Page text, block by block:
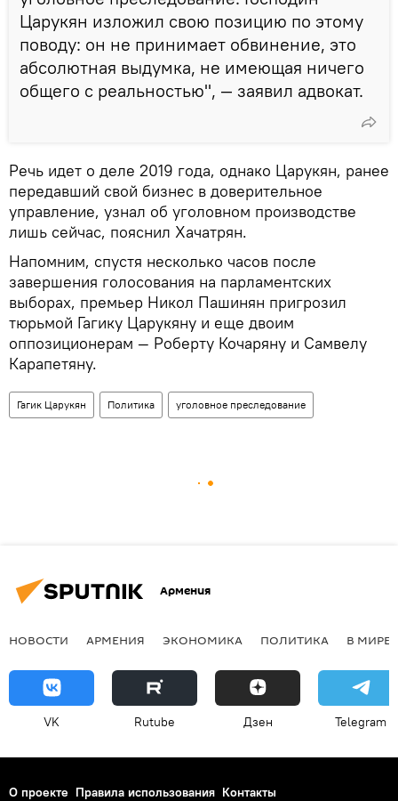
Царукян изложил свою позицию по этому
поводу: он не принимает обвинение, это
абсолютная выдумка, не имеющая ничего
общего с реальностью", — заявил адвокат.
Речь идет о деле 2019 года, однако Царукян, ранее
передавший свой бизнес в доверительное
управление, узнал об уголовном производстве
лишь сейчас, пояснил Хачатрян.
Напомним, спустя несколько часов после
завершения голосования на парламентских
выборах, премьер Никол Пашинян пригрозил
тюрьмой Гагику Царукяну и еще двоим
оппозиционерам — Роберту Кочаряну и Самвелу
Карапетяну.
Гагик Царукян Политика уголовное преследование
Армения
НОВОСТИ АРМЕНИЯ ЭКОНОМИКА ПОЛИТИКА В МИРЕ
VK Rutube Дзен Telegram
О проекте Правила использования Контакты